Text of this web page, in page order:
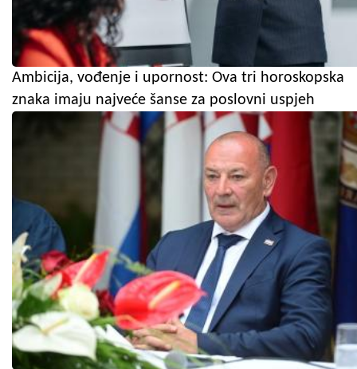
Ambicija, vođenje i upornost: Ova tri horoskopska
znaka imaju najveće šanse za poslovni uspjeh